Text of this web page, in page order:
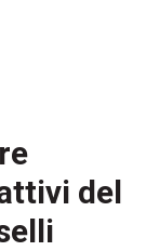
del